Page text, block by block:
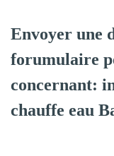
Envoyer une
forumulaire
concernant:
chauffe eau